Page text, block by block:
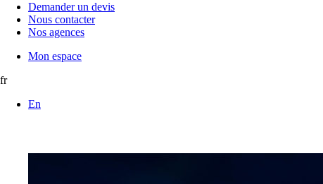
Demander un devis
Nous contacter
Nos agences
Mon espace
fr
En